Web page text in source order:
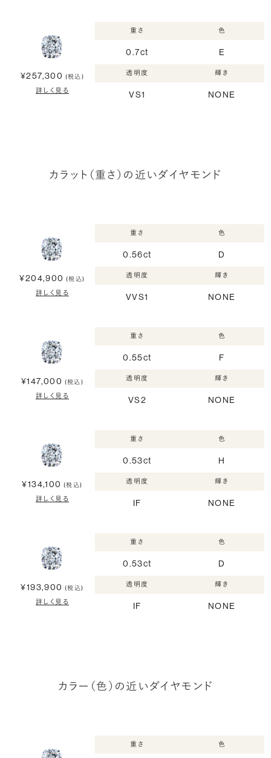
¥257,300 (税込)
詳しく見る
重さ
0.7ct
色
E
透明度
VS1
輝き
NONE
カラット（重さ）の近いダイヤモンド
¥204,900 (税込)
詳しく見る
重さ
0.56ct
色
D
透明度
VVS1
輝き
NONE
¥147,000 (税込)
詳しく見る
重さ
0.55ct
色
F
透明度
VS2
輝き
NONE
¥134,100 (税込)
詳しく見る
重さ
0.53ct
色
H
透明度
IF
輝き
NONE
¥193,900 (税込)
詳しく見る
重さ
0.53ct
色
D
透明度
IF
輝き
NONE
カラー（色）の近いダイヤモンド
重さ 色